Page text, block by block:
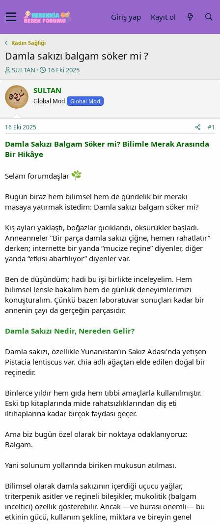
Giriş yap Kayıt ol
Kadın Sağlığı
Damla sakızı balgam söker mi ?
K
n
u
y
a
l
a
a
SULTAN
B
ş
l
a
t
i
16 Eki 2025
SULTAN
Global Mod Global Mod
16 Eki 2025 #1
Damla Sakızı Balgam Söker mi? Bilimle Merak Arasında
Bir Hikâye
Selam forumdaşlar
Bugün biraz hem bilimsel hem de gündelik bir merakı
masaya yatırmak istedim: Damla sakızı balgam söker mi?
Kış ayları yaklaştı, boğazlar gıcıklandı, öksürükler başladı.
Anneanneler “Bir parça damla sakızı çiğne, hemen rahatlatır”
derken; internette bir yanda “mucize reçine” diyenler, diğer
yanda “etkisi abartılıyor” diyenler var.
Ben de düşündüm; hadi bu işi birlikte inceleyelim. Hem
bilimsel lensle bakalım hem de günlük deneyimlerimizi
konuşturalım. Çünkü bazen laboratuvar sonuçları kadar bir
annenin çayı da gerçeğin parçasıdır.
Damla Sakızı Nedir, Nereden Gelir?
Damla sakızı, özellikle Yunanistan’ın Sakız Adası’nda yetişen
Pistacia lentiscus var. chia adlı ağaçtan elde edilen doğal bir
reçinedir.
Binlerce yıldır hem gıda hem tıbbi amaçlarla kullanılmıştır.
Eski tıp kitaplarında mide rahatsızlıklarından diş eti
iltihaplarına kadar birçok faydası geçer.
Ama biz bugün özel olarak bir noktaya odaklanıyoruz:
Balgam.
Yani solunum yollarında biriken mukusun atılması.
Bilimsel olarak damla sakızının içerdiği uçucu yağlar,
triterpenik asitler ve reçineli bileşikler, mukolitik (balgam
inceltici) özellik gösterebilir. Ancak —ve burası önemli— bu
etkinin gücü, kullanım şekline, miktara ve bireyin genel